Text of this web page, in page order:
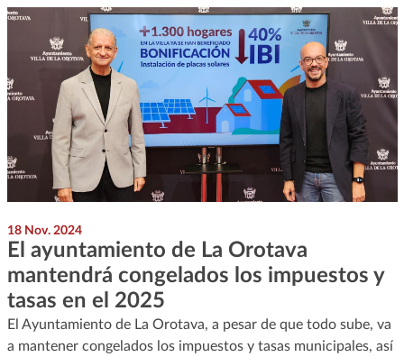
18 Nov. 2024
El ayuntamiento de La Orotava
mantendrá congelados los impuestos y
tasas en el 2025
El Ayuntamiento de La Orotava, a pesar de que todo sube, va
a mantener congelados los impuestos y tasas municipales, así